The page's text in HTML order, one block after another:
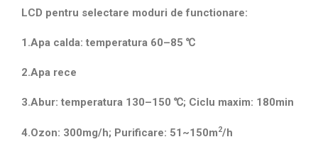
LCD pentru selectare moduri de functionare:
1.Apa calda: temperatura 60–85 ℃
2.Apa rece
3.Abur: temperatura 130–150 ℃; Ciclu maxim: 180min
4.Ozon: 300mg/h; Purificare: 51~150m2/h